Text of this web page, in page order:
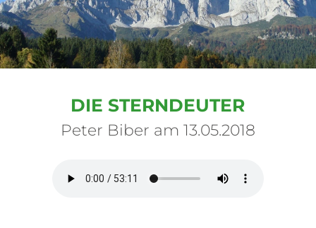
DIE STERNDEUTER
Peter Biber am 13.05.2018